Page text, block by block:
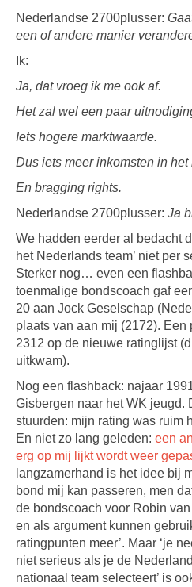
Nederlandse 2700plusser:
een of andere manier
Ik:
Ja, dat vroeg ik me ook af.
Het zal wel een paar
Iets hogere marktwaarde.
Dus iets meer inkomsten in het
En bragging rights.
Nederlandse 2700plusser: Ja
We hadden eerder al bedacht
het Nederlands team’ niet per
Sterker nog… even een
toenmalige bondscoach gaf
20 aan Jock Geselschap
plaats van aan mij (2172).
2312 op de nieuwe ratinglijst
uitkwam).
Nog een flashback: najaar
Gisbergen naar het WK jeugd.
stuurden: mijn rating was ruim
En niet zo lang geleden: een
erg op mij lijkt wordt weer
langzamerhand is het idee bij
bond mij kan passeren, men
de bondscoach voor Robin
en als argument kunnen
ratingpunten meer’. Maar ‘je
niet serieus als je de
nationaal team selecteert’ is